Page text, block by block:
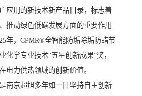
应用的新技术新产品目录，标志着
推动绿色低碳发展方面的重要作用
年，CPMR®全智能防垢除垢防蜡节
化学专业技术“五星创新成果”奖，
电力供热领域的创新价值。
南京超旭多年如一日坚持自主创新